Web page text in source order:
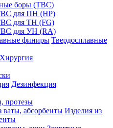
боры (ТВС)
для ПН (HP)
для ТН (FG)
для УН (RA)
Твердосплавные
Хирургия
Дезинфекция
протезы
Изделия из